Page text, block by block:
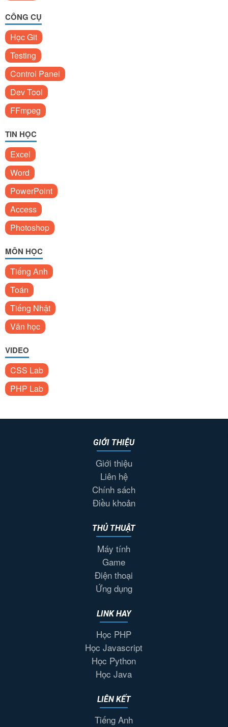
CÔNG CỤ
Học Git
Testing
Control Panel
Dev Tool
FFmpeg
TIN HỌC
Excel
Word
PowerPoint
Access
Photoshop
MÔN HỌC
Tiếng Anh
Toán
Tiếng Nhật
Văn học
VIDEO
CSS Lab
PHP Lab
GIỚI THIỆU
Giới thiệu
Liên hệ
Chính sách
Điều khoản
THỦ THUẬT
Máy tính
Game
Điện thoại
Ứng dụng
LINK HAY
Học PHP
Học Javascript
Học Python
Học Java
LIÊN KẾT
Tiếng Anh